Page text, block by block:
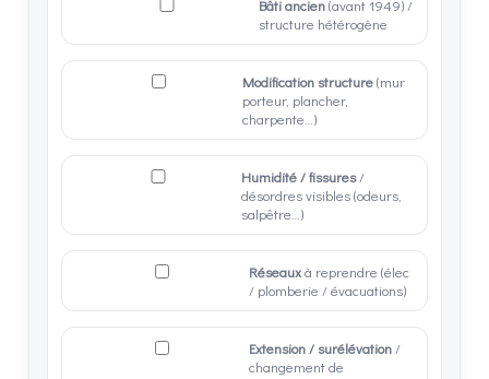
Bâti ancien(avant 1949) /
structure hétérogène
Modification structure(mur
porteur, plancher,
charpente…)
Humidité / fissures/
désordres visibles (odeurs,
salpêtre…)
Réseauxà reprendre (élec
/ plomberie / évacuations)
Extension / surélévation /
changement de